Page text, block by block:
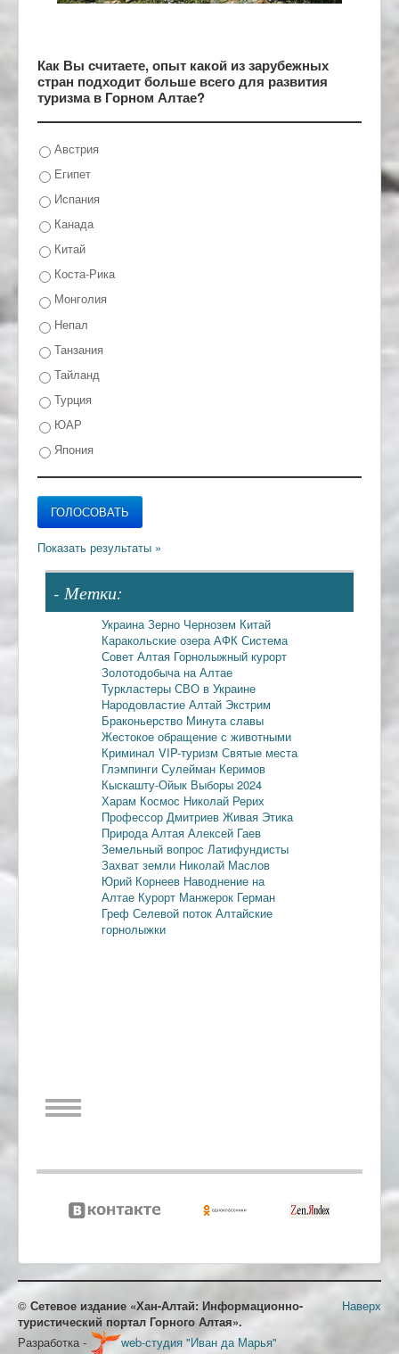
Как Вы считаете, опыт какой из зарубежных
стран подходит больше всего для развития
туризма в Горном Алтае?
Австрия
Египет
Испания
Канада
Китай
Коста-Рика
Монголия
Непал
Танзания
Тайланд
Турция
ЮАР
Япония
- Метки:
УкраинаЗерно Чернозем Китай
Каракольские озераАФК Система
Совет Алтая Горнолыжный курорт
Золотодобыча на Алтае
Туркластеры СВО в Украине
Народовластие Алтай Экстрим
Браконьерство Минута славы
Жестокое обращение с животными
Криминал VIP-туризм Святые места
Глэмпинги Сулейман Керимов
Кыскашту-Ойык Выборы 2024
Харам Космос Николай Рерих
Профессор Дмитриев Живая Этика
Природа Алтая Алексей Гаев
Земельный вопрос Латифундисты
Захват земли Николай Маслов
Юрий Корнеев Наводнение на
Алтае Курорт Манжерок Герман
Греф Селевой поток Алтайские
горнолыжки
Наверх
© Сетевое издание «Хан-Алтай: Информационно-
туристический портал Горного Алтая».
Разработка -
web-студия "Иван да Марья"